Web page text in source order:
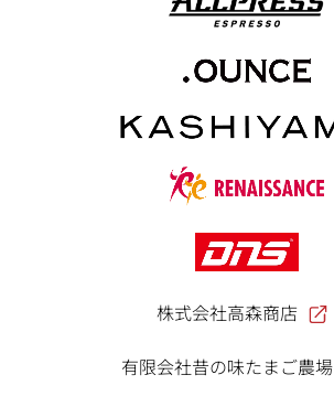
株式会社高森商店
有限会社昔の味たまご農場